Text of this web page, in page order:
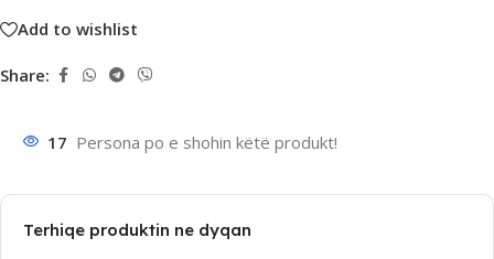
Add to wishlist
Share:
17 Persona po e shohin këtë produkt!
Terhiqe produktin ne dyqan